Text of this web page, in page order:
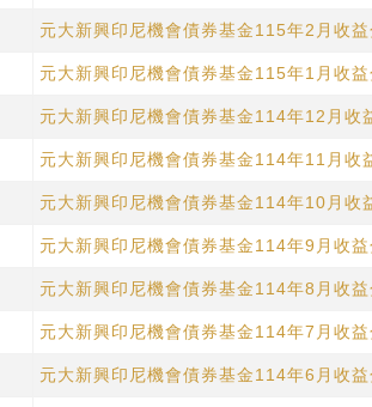
元大新興印尼機會債券基金115年2月收
元大新興印尼機會債券基金115年1月收
元大新興印尼機會債券基金114年12月收
元大新興印尼機會債券基金114年11月收
元大新興印尼機會債券基金114年10月收
元大新興印尼機會債券基金114年9月收
元大新興印尼機會債券基金114年8月收
元大新興印尼機會債券基金114年7月收
元大新興印尼機會債券基金114年6月收